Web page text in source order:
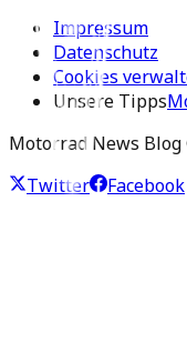
Impressum
Datenschutz
Cookies
Unsere Tipps
Motorrad News
Twitter
Facebook